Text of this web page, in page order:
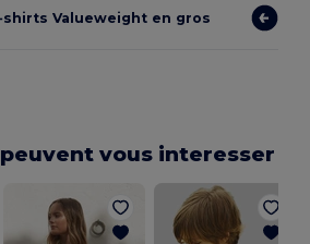
Valueweight en gros
vous interesser